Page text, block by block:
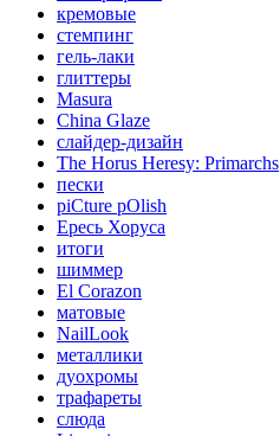
кремовые
стемпинг
гель-лаки
глиттеры
Masura
China Glaze
слайдер-дизайн
The Horus Heresy: Primarchs
пески
piCture pOlish
Ересь Хоруса
итоги
шиммер
El Corazon
матовые
NailLook
металлики
дуохромы
трафареты
слюда